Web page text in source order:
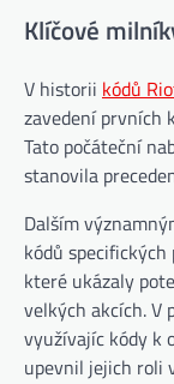
Klíčové
V historii kódů
zavedení prvních
Tato počáteční
stanovila
Dalším
kódů
které ukázaly
velkých akcích. V
využívajíc kódy k
upevnil jejich roli